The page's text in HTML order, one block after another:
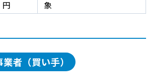
円
象
者（買い手）